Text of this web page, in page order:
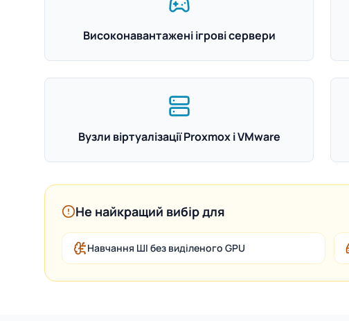
Високонавантажені ігрові сервери
Вузли віртуалізації Proxmox і VMware
Не найкращий вибір для
Навчання ШІ без виділеного GPU